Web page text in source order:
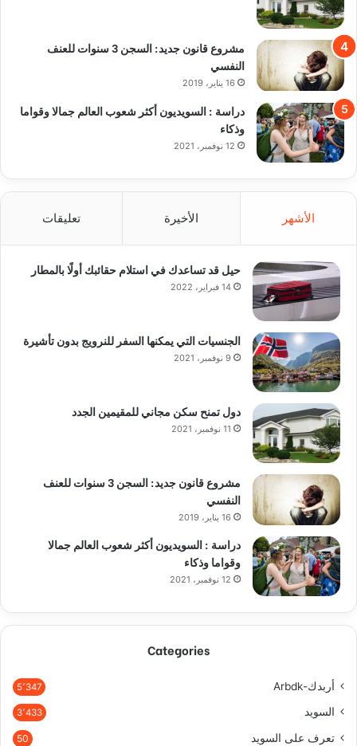
مشروع قانون جديد: السجن 3 سنوات للعنف
النفسي
16 يناير، 2019
دراسة : السويديون أكثر شعوب العالم جمالا وقواما
وذكاء
12 نوفمبر، 2021
الأشهر الأخيرة تعليقات
حيل قد تساعدك في استلام حقائبك أولًا بالمطار
14 فبراير، 2022
الجنسيات التي يمكنها السفر للنرويج بدون تأشيرة
9 نوفمبر، 2021
دول تمنح سكن مجاني للمقيمين الجدد
11 نوفمبر، 2021
مشروع قانون جديد: السجن 3 سنوات للعنف
النفسي
16 يناير، 2019
دراسة : السويديون أكثر شعوب العالم جمالا
وقواما وذكاء
12 نوفمبر، 2021
Categories
أربدك-Arbdk 5٬347
السويد 3٬433
تعرف على السويد 50